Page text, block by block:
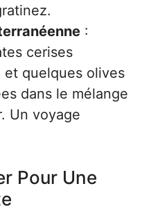
:
cerises
quelques olives
dans le mélange
Un voyage
Pour Une